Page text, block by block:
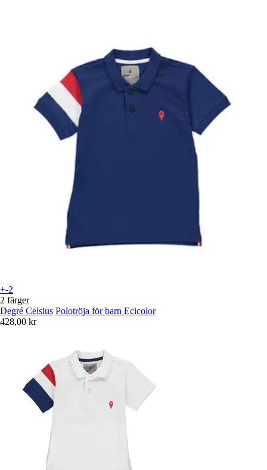
+-2
2 färger
Degré Celsius Polotröja för barn Ecicolor
428,00 kr